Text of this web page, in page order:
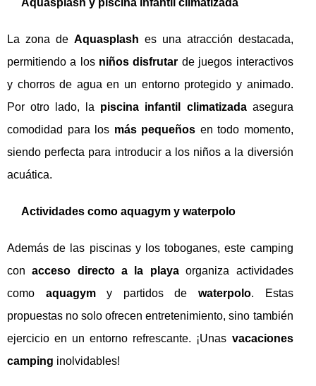
Aquasplash y piscina infantil climatizada
La zona de Aquasplash es una atracción destacada,
permitiendo a los niños disfrutar de juegos interactivos
y chorros de agua en un entorno protegido y animado.
Por otro lado, la piscina infantil climatizadaasegura
comodidad para los más pequeños en todo momento,
siendo perfecta para introducir a los niños a la diversión
acuática.
Actividades como aquagym y waterpolo
Además de las piscinas y los toboganes, este camping
conacceso directo a la playaorganiza actividades
como aquagymy partidos dewaterpolo. Estas
propuestas no solo ofrecen entretenimiento, sino también
ejercicio en un entorno refrescante. ¡Unas vacaciones
camping inolvidables!